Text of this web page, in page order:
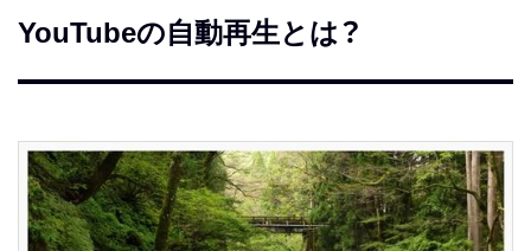
YouTubeの自動再生とは？